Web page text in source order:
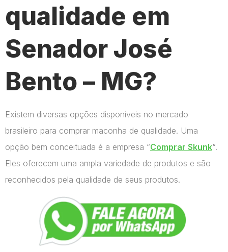
qualidade em
Senador José
Bento – MG?
Existem diversas opções disponíveis no mercado
brasileiro para comprar maconha de qualidade. Uma
opção bem conceituada é a empresa “Comprar Skunk“.
Eles oferecem uma ampla variedade de produtos e são
reconhecidos pela qualidade de seus produtos.